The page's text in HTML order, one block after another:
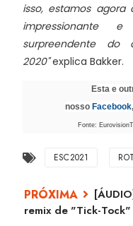
isso, estamos
impressionante
surpreendente
2020"explica Bakker.
Esta e
nosso Facebook,
Fonte:
ESC2021
remix de "Tick-Tock"